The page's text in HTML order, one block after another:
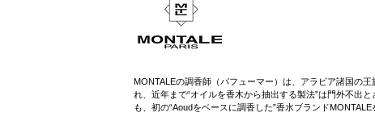
MONTALEの調香師（パフューマー）は、アラビア諸国の
れ、近年まで“オイルを香木から抽出する製法”は門外不出
も、初の“Aoudをベースに調香した”香水ブランドMONTALE